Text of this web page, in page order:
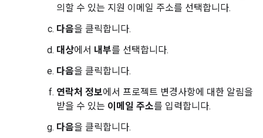
의할 수 있는 지원 이메일 주소를 선택합니다.
다음을 클릭합니다.
대상에서 내부를 선택합니다.
다음을 클릭합니다.
연락처 정보에서 프로젝트 변경사항에 대한 알림을
받을 수 있는 이메일 주소를 입력합니다.
다음을 클릭합니다.